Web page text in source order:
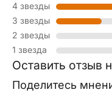
4 звезды
3 звезды
2 звезды
1 звезда
Оставить отзыв
Поделитесь